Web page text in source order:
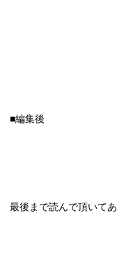
■編集後
最後まで読んで頂いて